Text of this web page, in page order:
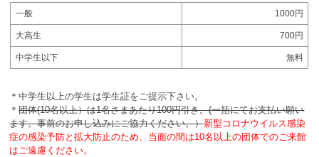
一般 1000円
大高生 700円
中学生以下 無料
＊中学生以上の学生は学生証をご提示下さい。
＊団体(10名以上）は1名さまあたり100円引き。(一括にてお支払い願い
ます。事前のお申し込みにご協力ください。）新型コロナウイルス感染
症の感染予防と拡大防止のため、当面の間は10名以上の団体でのご来館
はご遠慮ください。